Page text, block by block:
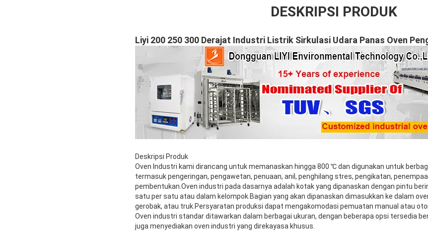
DESKRIPSI PRODUK
Liyi 200 250 300 Derajat Industri Listrik Sirkulasi Udara Panas Oven
Deskripsi Produk
Oven Industri kami dirancang untuk memanaskan hingga 800 ℃ dan digunakan untuk
termasuk pengeringan, pengawetan, penuaan, anil, penghilang stres, pengikatan,
pembentukan.Oven industri pada dasarnya adalah kotak yang dipanaskan dengan pintu
satu per satu atau dalam kelompok.Bagian yang akan dipanaskan dimasukkan ke dalam
gerobak, atau truk.Persyaratan produksi dapat mengakomodasi pemuatan manual atau
Oven industri standar ditawarkan dalam berbagai ukuran, dengan beberapa opsi tersedia
juga menyediakan oven industri yang direkayasa khusus.